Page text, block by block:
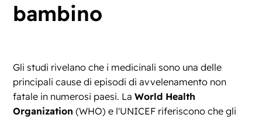
bambino
Gli studi rivelano che i medicinali sono una delle
principali cause di episodi di avvelenamento non
fatale in numerosi paesi. LaWorld Health
Organization (WHO) e l'UNICEF riferiscono che gli